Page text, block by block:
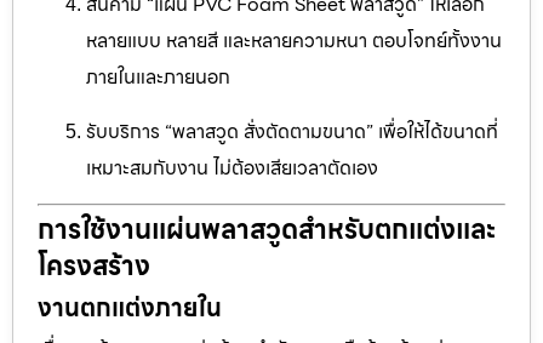
หลายแบบ หลายสี และหลายความหนา ตอบโจทย์ทั้งงาน
ภายในและภายนอก
รับบริการ “พลาสวูด สั่งตัดตามขนาด” เพื่อให้ได้ขนาดที่
เหมาะสมกับงาน ไม่ต้องเสียเวลาตัดเอง
การใช้งานแผ่นพลาสวูดสำหรับตกแต่งและ
โครงสร้าง
งานตกแต่งภายใน